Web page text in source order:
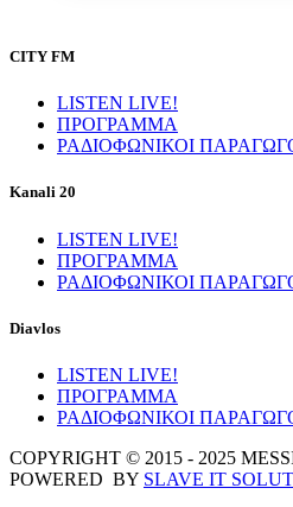
CITY FM
LISTEN LIVE!
ΠΡΟΓΡΑΜΜΑ
ΡΑΔΙΟΦΩΝΙΚΟΙ
Kanali 20
LISTEN LIVE!
ΠΡΟΓΡΑΜΜΑ
ΡΑΔΙΟΦΩΝΙΚΟΙ
Diavlos
LISTEN LIVE!
ΠΡΟΓΡΑΜΜΑ
ΡΑΔΙΟΦΩΝΙΚΟΙ
COPYRIGHT © 2015 - 2025
POWERED BY SLAVE IT